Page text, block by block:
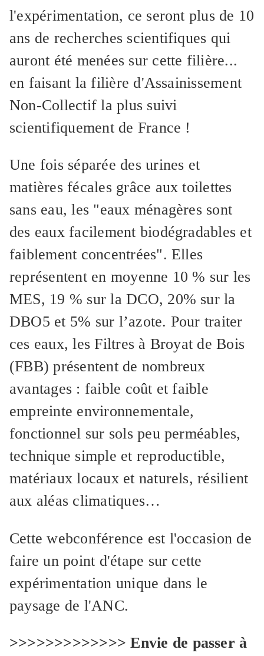
l'expérimentation, ce seront plus de 10
ans de recherches scientifiques qui
auront été menées sur cette filière...
en faisant la filière d'Assainissement
Non-Collectif la plus suivi
scientifiquement de France !
Une fois séparée des urines et
matières fécales grâce aux toilettes
sans eau, les "eaux ménagères sont
des eaux facilement biodégradables et
faiblement concentrées". Elles
représentent en moyenne 10 % sur les
MES, 19 % sur la DCO, 20% sur la
DBO5 et 5% sur l’azote. Pour traiter
ces eaux, les Filtres à Broyat de Bois
(FBB) présentent de nombreux
avantages : faible coût et faible
empreinte environnementale,
fonctionnel sur sols peu perméables,
technique simple et reproductible,
matériaux locaux et naturels, résilient
aux aléas climatiques…
Cette webconférence est l'occasion de
faire un point d'étape sur cette
expérimentation unique dans le
paysage de l'ANC.
>>>>>>>>>>>>> Envie de passer à